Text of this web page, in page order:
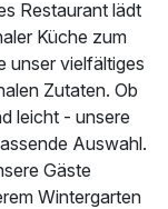
p.P. ab262,00 €
Restaurant lädt
Küche zum
unser vielfältiges
Zutaten. Ob
leicht - unsere
Auswahl.
Gäste
Wintergarten